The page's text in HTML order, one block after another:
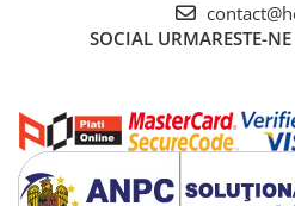
SOCIAL URMARESTE-